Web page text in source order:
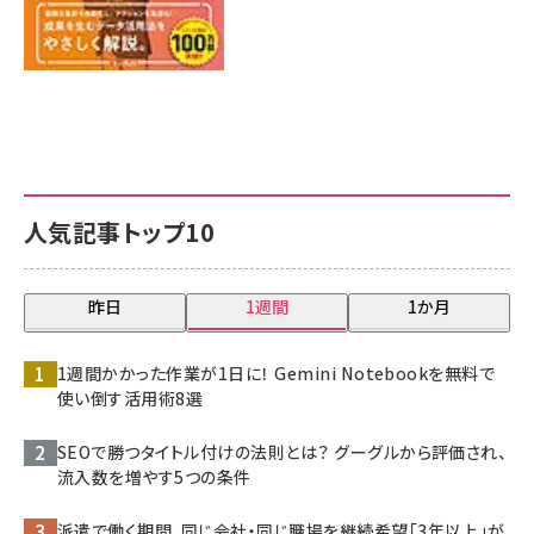
人気記事トップ10
昨日 1週間 1か月
1週間かかった作業が1日に！ Gemini Notebookを無料で
使い倒す活用術8選
SEOで勝つタイトル付けの法則とは？ グーグルから評価され、
流入数を増やす5つの条件